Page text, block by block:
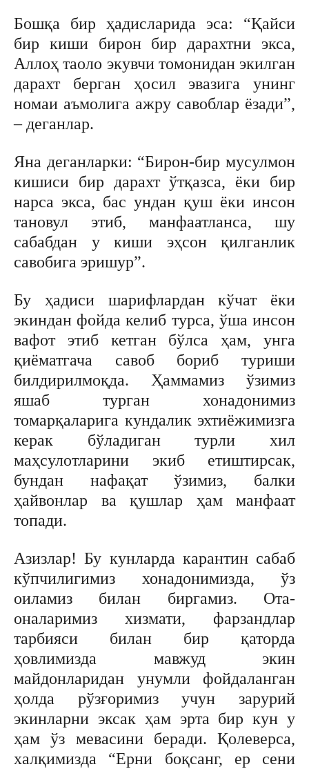
Бошқа бир ҳадисларида эса: “Қайси
бир киши бирон бир дарахтни экса,
Аллоҳ таоло экувчи томонидан экилган
дарахт берган ҳосил эвазига унинг
номаи аъмолига ажру савоблар ёзади”,
– деганлар.
Яна деганларки: “Бирон-бир мусулмон
кишиси бир дарахт ўтқазса, ёки бир
нарса экса, бас ундан қуш ёки инсон
тановул этиб, манфаатланса, шу
сабабдан у киши эҳсон қилганлик
савобига эришур”.
Бу ҳадиси шарифлардан кўчат ёки
экиндан фойда келиб турса, ўша инсон
вафот этиб кетган бўлса ҳам, унга
қиёматгача савоб бориб туриши
билдирилмоқда. Ҳаммамиз ўзимиз
яшаб турган хонадонимиз
томарқаларига кундалик эхтиёжимизга
керак бўладиган турли хил
маҳсулотларини экиб етиштирсак,
бундан нафақат ўзимиз, балки
ҳайвонлар ва қушлар ҳам манфаат
топади.
Азизлар! Бу кунларда карантин сабаб
кўпчилигимиз хонадонимизда, ўз
оиламиз билан биргамиз. Ота-
оналаримиз хизмати, фарзандлар
тарбияси билан бир қаторда
ҳовлимизда мавжуд экин
майдонларидан унумли фойдаланган
ҳолда рўзғоримиз учун зарурий
экинларни эксак ҳам эрта бир кун у
ҳам ўз мевасини беради. Қолеверса,
халқимизда “Ерни боқсанг, ер сени